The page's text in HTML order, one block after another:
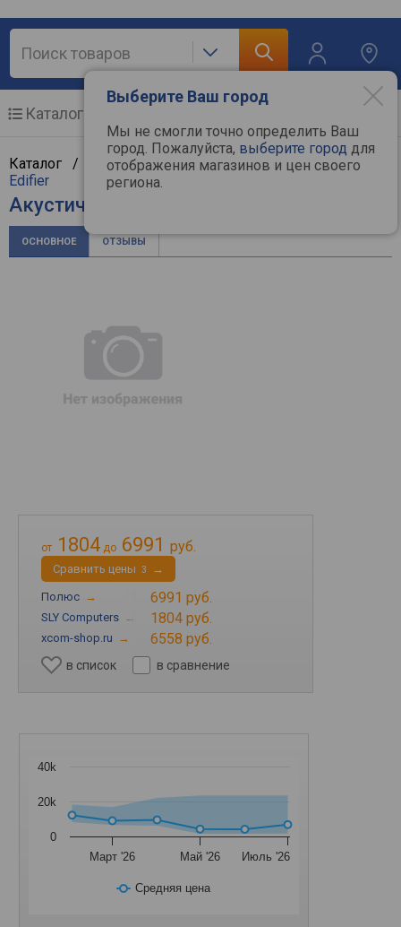
Выберите Ваш город
Мы не смогли точно определить Ваш
город. Пожалуйста, выберите город для
отображения магазинов и цен своего
региона.
Каталог
Каталог / Аудиотехника/Акустические системы
Edifier
Акустическая система Edifier MR3
ОСНОВНОЕ ОТЗЫВЫ
от 1804 до 6991 руб.
Cравнить цены 3 →
Полюс → 6991 руб.
SLY Computers → 1804 руб.
xcom-shop.ru → 6558 руб.
в список в сравнение
Средняя цена
Март '26 Май '26 Июль '26
0
20k
40k